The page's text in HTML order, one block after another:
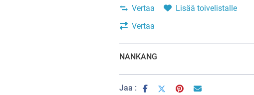
Vertaa
Lisää toivelistalle
Vertaa
NANKANG
Jaa :